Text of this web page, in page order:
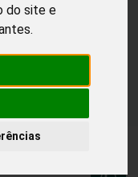
do site e
os direitos